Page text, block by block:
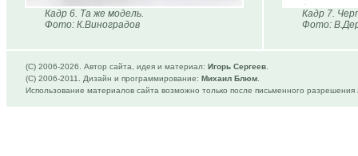
Кадр 6. Та же модель.
Фото: К.Виноградов
Кадр 7.
Фото:
(C) 2006-2026. Автор сайта, идея и материал: Игорь Сергеев
(C) 2006-2011. Дизайн и программирование: Михаил Блюм
Использование материалов сайта возможно только после письменного разрешения